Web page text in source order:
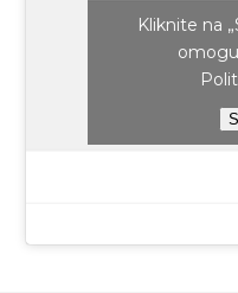
Kliknite na